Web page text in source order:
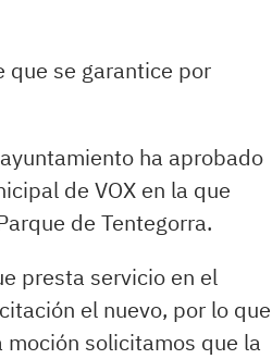
que se garantice por
ha aprobado
de VOX en la que
de Tentegorra.
presta servicio en el
el nuevo, por lo que
solicitamos que la